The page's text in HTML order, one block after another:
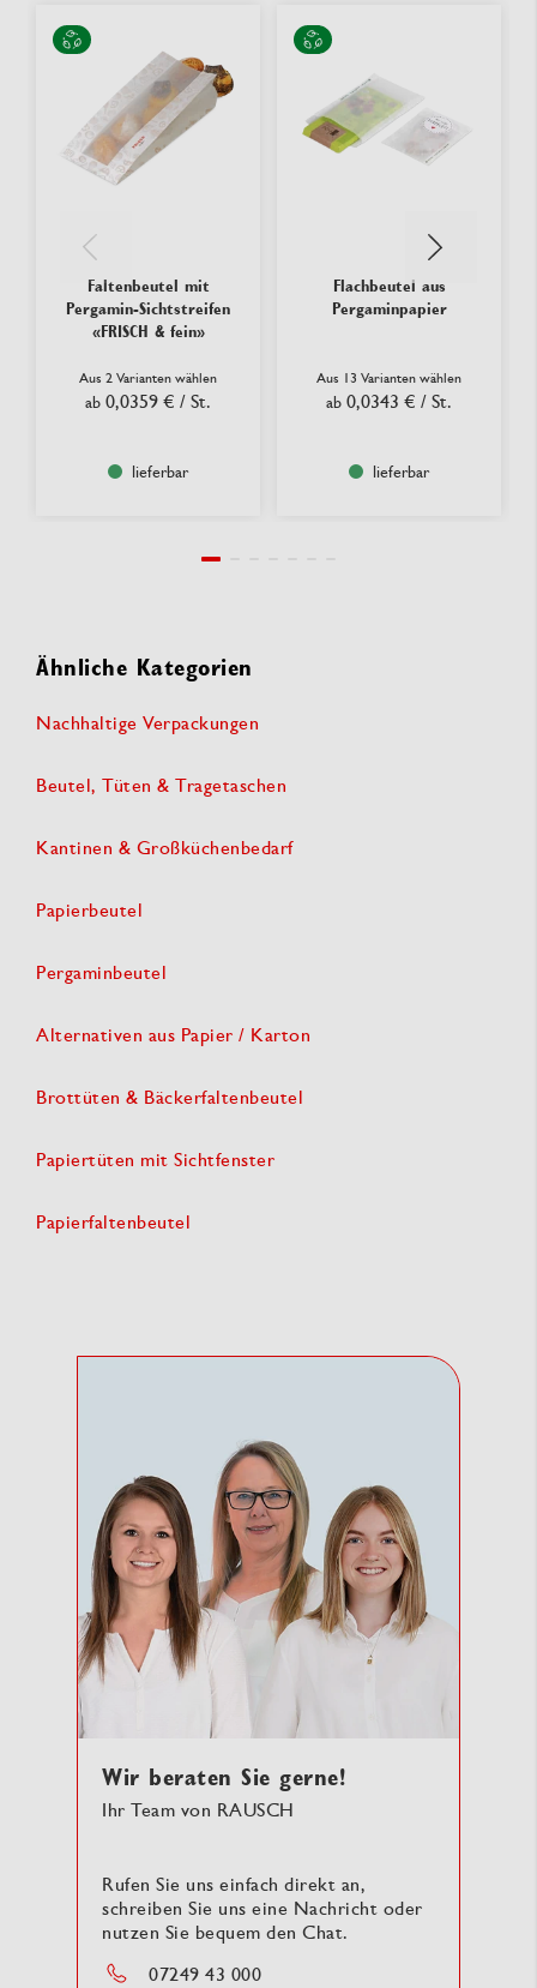
Faltenbeutel mit
Pergamin-Sichtstreifen
«FRISCH & fein»
Aus 2 Varianten wählen
ab 0,0359 € / St.
lieferbar
Flachbeutel aus
Pergaminpapier
Aus 13 Varianten wählen
ab 0,0343 € / St.
lieferbar
Ähnliche Kategorien
Nachhaltige Verpackungen
Beutel, Tüten & Tragetaschen
Kantinen & Großküchenbedarf
Papierbeutel
Pergaminbeutel
Alternativen aus Papier / Karton
Brottüten & Bäckerfaltenbeutel
Papiertüten mit Sichtfenster
Papierfaltenbeutel
Wir beraten Sie gerne!
Ihr Team von RAUSCH
Rufen Sie uns einfach direkt an,
schreiben Sie uns eine Nachricht oder
nutzen Sie bequem den Chat.
07249 43 000